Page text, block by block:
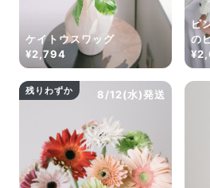
ケイトウスワッグ
¥2,794
ピ
の
8/12(水)発送
残りわずか